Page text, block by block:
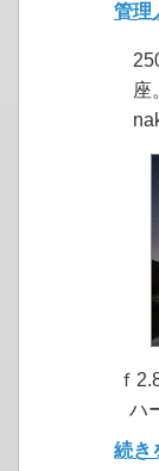
管理
座
ｆ
ハ
続き